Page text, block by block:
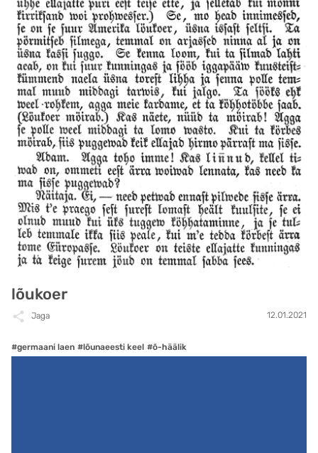
lõukoer
Jaga 12.01.2021
#germaani laen #lõunaeesti keel #õ-häälik